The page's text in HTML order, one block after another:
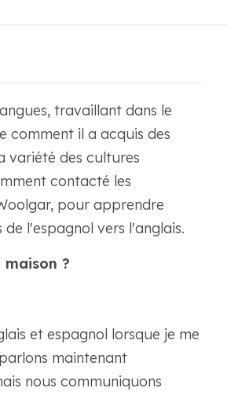
travaillant dans le
comment il a acquis des
variété des cultures
contacté les
pour apprendre
l'espagnol vers l'anglais.
?
et espagnol lorsque je me
maintenant
nous communiquons